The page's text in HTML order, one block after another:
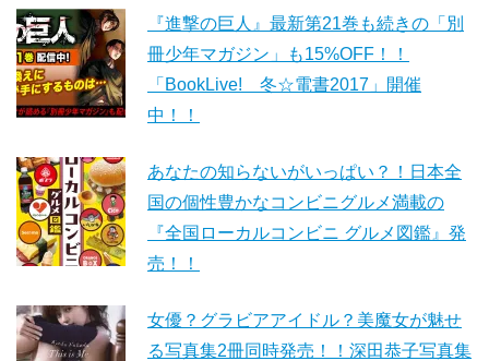
『進撃の巨人』最新第21巻も続きの「別
冊少年マガジン」も15%OFF！！
「BookLive! 冬☆電書2017」開催
中！！
あなたの知らないがいっぱい？！日本全
国の個性豊かなコンビニグルメ満載の
『全国ローカルコンビニ グルメ図鑑』発
売！！
女優？グラビアアイドル？美魔女が魅せ
る写真集2冊同時発売！！深田恭子写真集